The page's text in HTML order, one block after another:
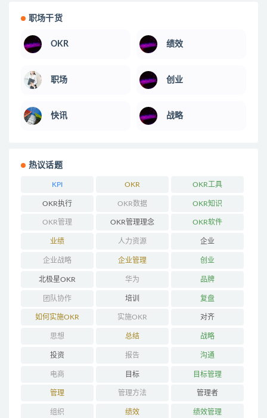
职场干货
OKR 绩效
职场 创业
快讯 战略
热议话题
KPI OKR OKR工具
OKR执行 OKR数据 OKR知识
OKR管理 OKR管理理念 OKR软件
业绩 人力资源 企业
企业战略 企业管理 创业
北极星OKR 华为 品牌
团队协作 培训 复盘
如何实施OKR 实施OKR 对齐
思想 总结 战略
投资 报告 沟通
电商 目标 目标管理
管理 管理方法 管理者
组织 绩效 绩效管理